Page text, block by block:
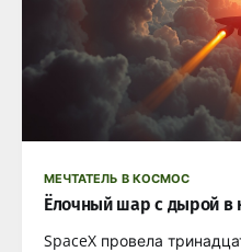
МЕЧТАТЕЛЬ В КОСМОС
Ёлочный шар с дырой в
SpaceX провела